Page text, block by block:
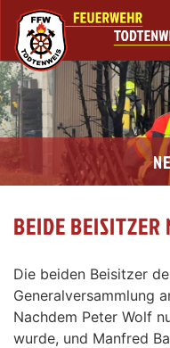
BEIDE BEISITZER
Die beiden Beisitzer
Generalversammlung
Nachdem Peter Wolf
wurde, und Manfred